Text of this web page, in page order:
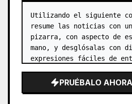
Utilizando el siguiente
resume las noticias con
pizarra, con aspecto de
mano, y desglósalas con
expresiones fáciles de
PRUÉBALO AHORA